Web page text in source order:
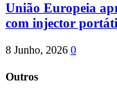
União Europeia
com injector
8 Junho, 2026 0
Outros